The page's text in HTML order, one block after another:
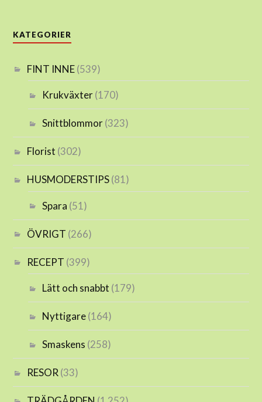
KATEGORIER
FINT INNE(539)
Krukväxter(170)
Snittblommor(323)
Florist (302)
HUSMODERSTIPS(81)
Spara (51)
ÖVRIGT (266)
RECEPT (399)
Lätt och snabbt (179)
Nyttigare(164)
Smaskens (258)
RESOR(33)